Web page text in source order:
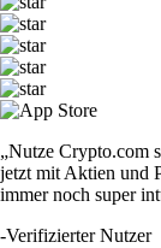
„Nutze Crypto.com
jetzt mit Aktien und
immer noch super
-Verifizierter Nutzer